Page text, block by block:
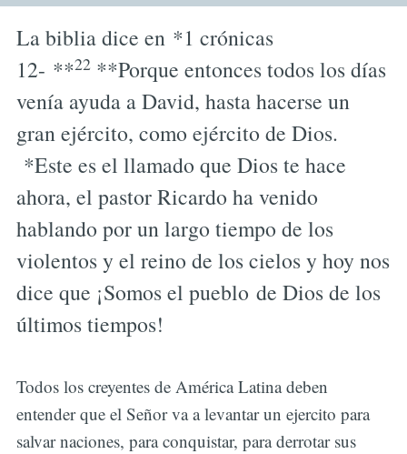
La biblia dice en *1 crónicas
12- **22 **Porque entonces todos los días
venía ayuda a David, hasta hacerse un
gran ejército, como ejército de Dios.
*Este es el llamado que Dios te hace
ahora, el pastor Ricardo ha venido
hablando por un largo tiempo de los
violentos y el reino de los cielos y hoy nos
dice que ¡Somos el pueblo de Dios de los
últimos tiempos!
Todos los creyentes de América Latina deben
entender que el Señor va a levantar un ejercito para
salvar naciones, para conquistar, para derrotar sus